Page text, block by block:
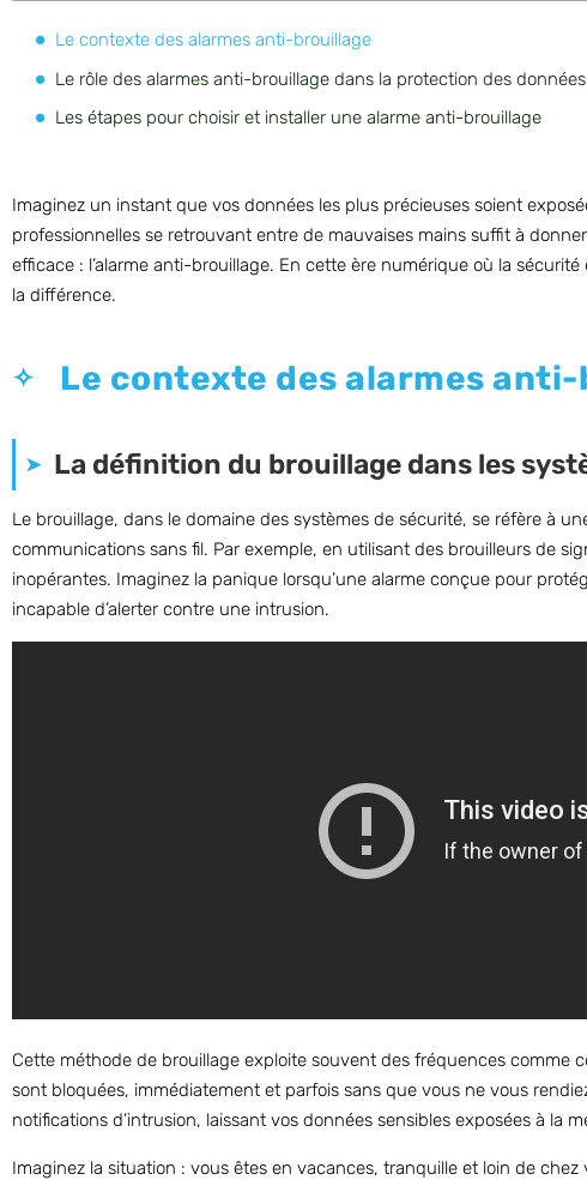
Le contexte des alarmes anti-brouillage
Le rôle des alarmes anti-brouillage dans la protection des
Les étapes pour choisir et installer une alarme anti-brouillage
Imaginez un instant que vos données les plus précieuses soient
professionnelles se retrouvant entre de mauvaises mains suffit à
efficace : l’alarme anti-brouillage. En cette ère numérique où la
la différence.
Le contexte des alarmes
La définition du brouillage dans les
Le brouillage, dans le domaine des systèmes de sécurité, se réfère à
communications sans fil. Par exemple, en utilisant des brouilleurs de
inopérantes. Imaginez la panique lorsqu’une alarme conçue pour
incapable d’alerter contre une intrusion.
Cette méthode de brouillage exploite souvent des fréquences comme
sont bloquées, immédiatement et parfois sans que vous ne vous
notifications d’intrusion, laissant vos données sensibles exposées à la
Imaginez la situation : vous êtes en vacances, tranquille et loin de